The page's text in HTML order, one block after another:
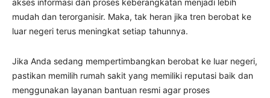
mudah dan terorganisir. Maka, tak heran jika tren berobat ke
luar negeri terus meningkat setiap tahunnya.
Jika Anda sedang mempertimbangkan berobat ke luar negeri,
pastikan memilih rumah sakit yang memiliki reputasi baik dan
menggunakan layanan bantuan resmi agar proses